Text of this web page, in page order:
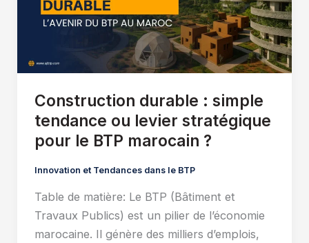
Construction durable : simple
tendance ou levier stratégique
pour le BTP marocain ?
Innovation et Tendances dans le BTP
Table de matière: Le BTP (Bâtiment et
Travaux Publics) est un pilier de l’économie
marocaine. Il génère des milliers d’emplois,